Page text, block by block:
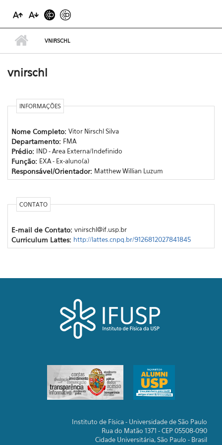
VNIRSCHL
vnirschl
INFORMAÇÕES
Nome Completo: Vitor Nirschl Silva
Departamento: FMA
Prédio: IND - Area Externa/Indefinido
Função: EXA - Ex-aluno(a)
Responsável/Orientador: Matthew Willian Luzum
CONTATO
E-mail de Contato: vnirschl@if.usp.br
Curriculum Lattes: http://lattes.cnpq.br/9126812027841845
Instituto de Física - Universidade de São Paulo
Rua do Matão 1371 - CEP 05508-090
Cidade Universitária, São Paulo - Brasil